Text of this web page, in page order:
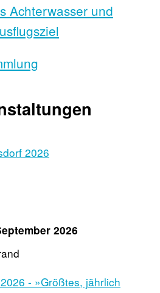
Achterwasser und
2026